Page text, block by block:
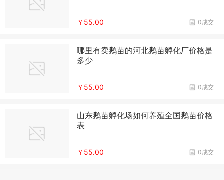
0成交
￥55.00
哪里有卖鹅苗的河北鹅苗孵化厂价格是
多少
0成交
￥55.00
山东鹅苗孵化场如何养殖全国鹅苗价格
表
0成交
￥55.00